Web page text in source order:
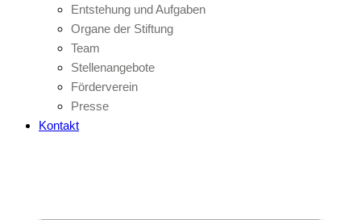
Entstehung und Aufgaben
Organe der Stiftung
Team
Stellenangebote
Förderverein
Presse
Kontakt